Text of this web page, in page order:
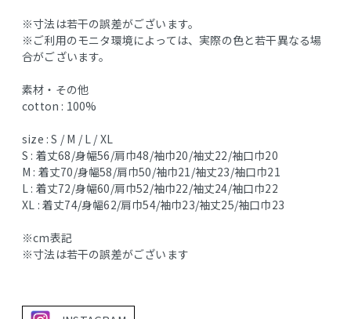
※寸法は若干の誤差がございます。
※ご利用のモニタ環境によっては、実際の色と若干異なる場
合がございます。
素材・その他
cotton : 100%
size : S / M / L / XL
S : 着丈68/身幅56/肩巾48/袖巾20/袖丈22/袖口巾20
M : 着丈70/身幅58/肩巾50/袖巾21/袖丈23/袖口巾21
L : 着丈72/身幅60/肩巾52/袖巾22/袖丈24/袖口巾22
XL : 着丈74/身幅62/肩巾54/袖巾23/袖丈25/袖口巾23
※cm表記
※寸法は若干の誤差がございます